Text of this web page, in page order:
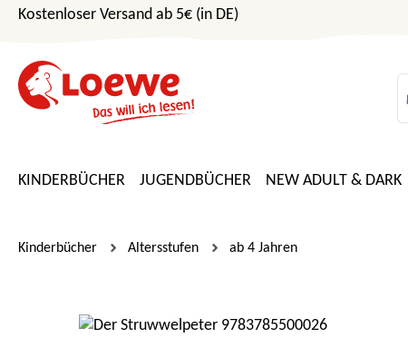
Hauptinhalt springen
Zur Suche springen
Zur Hauptnavigation springen
Kostenloser Versand ab 5€ (in DE)
KINDERBÜCHER JUGENDBÜCHER NEW ADULT & DARK
Kinderbücher Altersstufen ab 4 Jahren
Bildergalerie überspringen